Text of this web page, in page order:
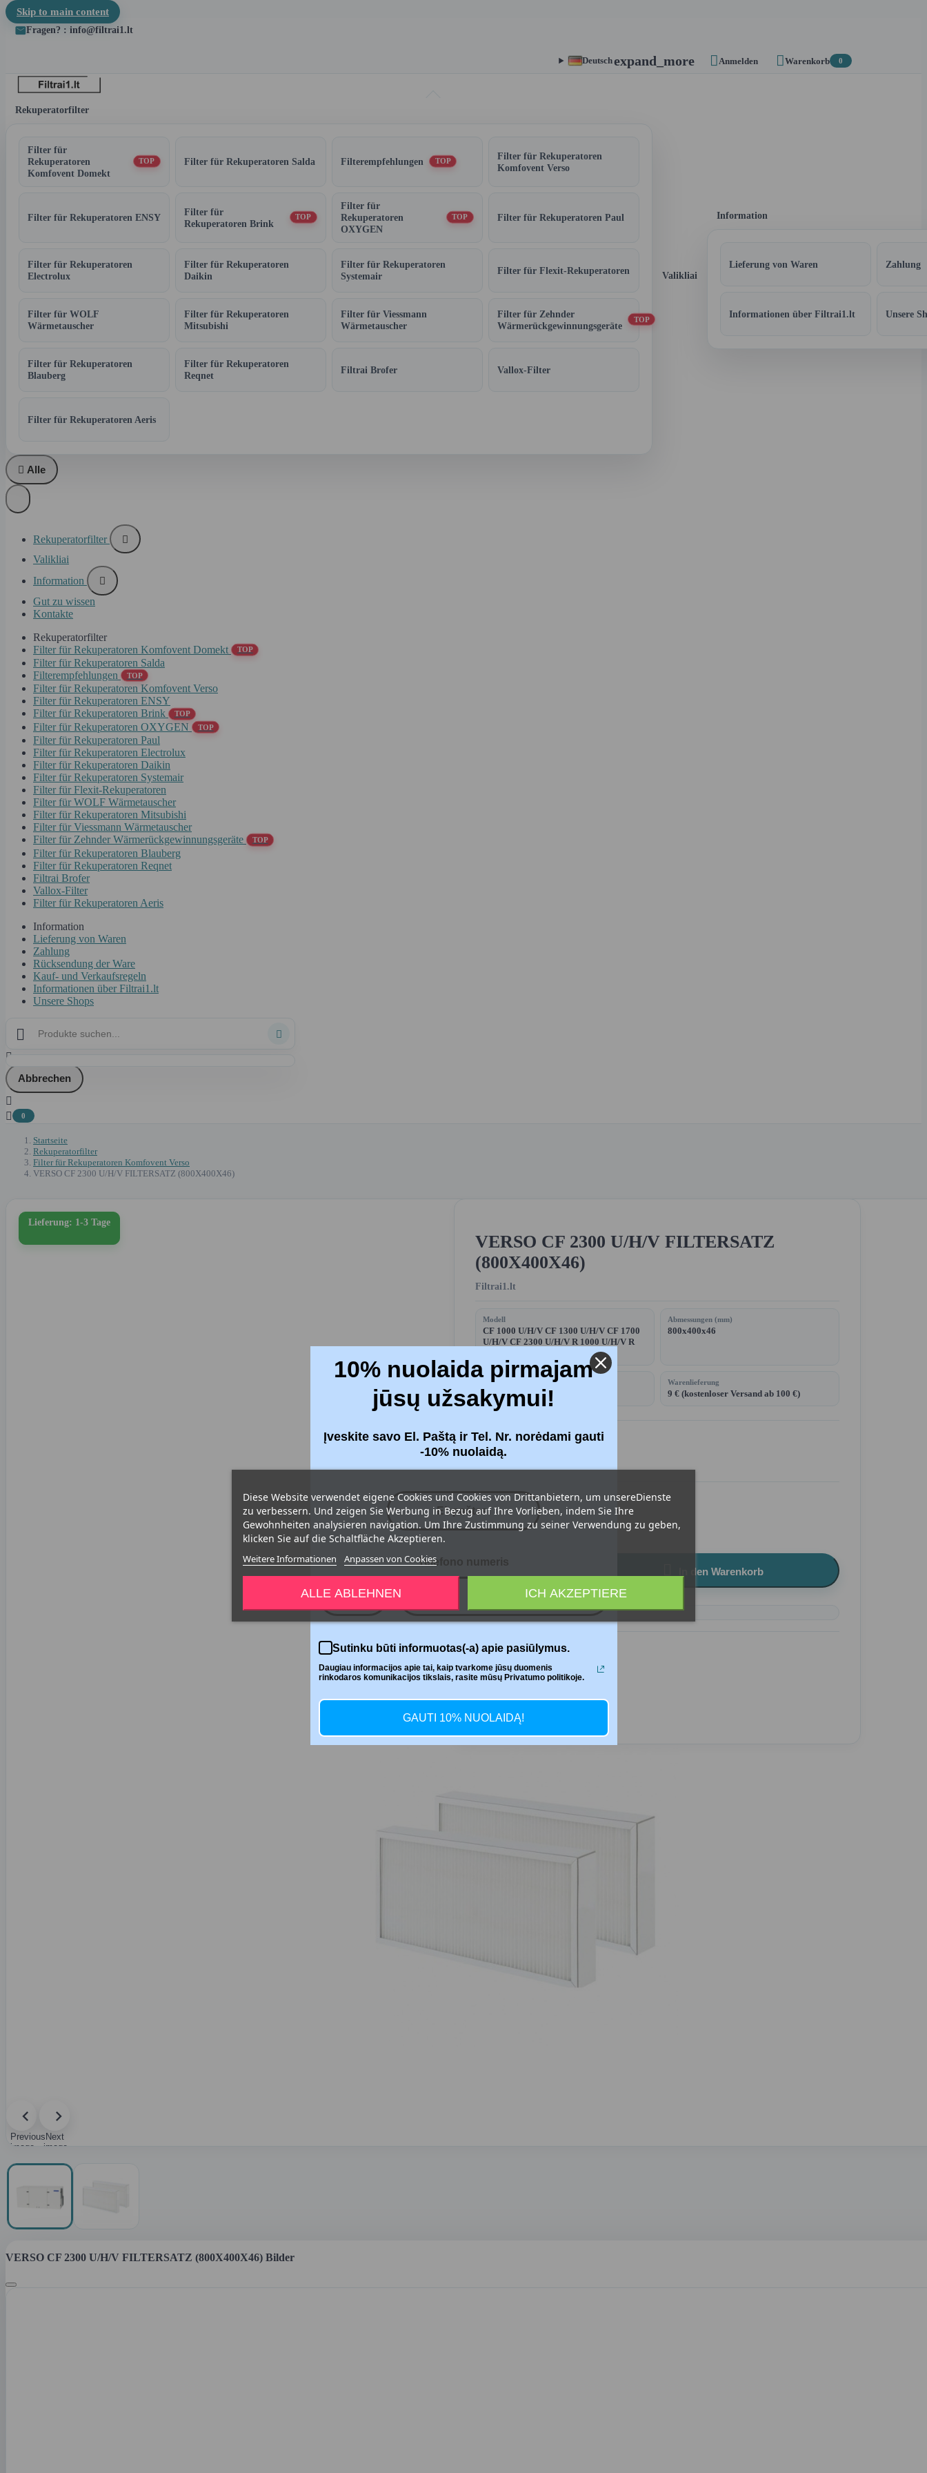
Skip to main content
Fragen? : info@filtrai1.lt
Deutschexpand_more  Anmelden Warenkorb 0
Rekuperatorfilter
Filter für
Rekuperatoren
Komfovent Domekt
TOP Filter für Rekuperatoren Salda Filterempfehlungen TOP
Filter für Rekuperatoren
Komfovent Verso
Filter für Rekuperatoren ENSY
Filter für
Rekuperatoren Brink
TOP
Filter für
Rekuperatoren
OXYGEN
TOP Filter für Rekuperatoren Paul
Filter für Rekuperatoren
Electrolux
Filter für Rekuperatoren
Daikin
Filter für Rekuperatoren
Systemair
Filter für Flexit-Rekuperatoren
Filter für WOLF
Wärmetauscher
Filter für Rekuperatoren
Mitsubishi
Filter für Viessmann
Wärmetauscher
Filter für Zehnder
Wärmerückgewinnungsgeräte
TOP
Filter für Rekuperatoren
Blauberg
Filter für Rekuperatoren
Reqnet
Filtrai Brofer Vallox-Filter
Filter für Rekuperatoren Aeris
Valikliai
Information
Lieferung von Waren Zahlung
Informationen über Filtrai1.lt Unsere
 Alle
Rekuperatorfilter

Valikliai
Information

Gut zu wissen
Kontakte
Rekuperatorfilter
Filter für Rekuperatoren Komfovent Domekt
TOP
Filter für Rekuperatoren Salda
Filterempfehlungen
TOP
Filter für Rekuperatoren Komfovent Verso
Filter für Rekuperatoren ENSY
Filter für Rekuperatoren Brink
TOP
Filter für Rekuperatoren OXYGEN TOP
Filter für Rekuperatoren Paul
Filter für Rekuperatoren Electrolux
Filter für Rekuperatoren Daikin
Filter für Rekuperatoren Systemair
Filter für Flexit-Rekuperatoren
Filter für WOLF Wärmetauscher
Filter für Rekuperatoren Mitsubishi
Filter für Viessmann Wärmetauscher
Filter für Zehnder Wärmerückgewinnungsgeräte
TOP
Filter für Rekuperatoren Blauberg
Filter für Rekuperatoren Reqnet
Filtrai Brofer
Vallox-Filter
Filter für Rekuperatoren Aeris
Information
Lieferung von Waren
Zahlung
Rücksendung der Ware
Kauf- und Verkaufsregeln
Informationen über Filtrai1.lt
Unsere Shops



Abbrechen


0
Startseite
Rekuperatorfilter
Filter für Rekuperatoren Komfovent Verso
VERSO CF 2300 U/H/V FILTERSATZ (800X400X46)
Lieferung: 1-3 Tage
Previous
image
Next
image
VERSO CF 2300 U/H/V FILTERSATZ (800X400X46) Bilder
VERSO CF 2300 U/H/V FILTERSATZ
(800X400X46)
Filtrai1.lt
Modell
CF 1000 U/H/V CF 1300 U/H/V CF 1700
U/H/V CF 2300 U/H/V R 1000 U/H/V R
Abmessungen (mm)
800x400x46
Das Set beinhaltet:
Filter - 2 Stück.
Warenlieferung
9 € (kostenloser Versand ab 100 €)
Price:73,82 €
Filter : Standard (M5+M5)
 In den Warenkorb
Teilen
Diese Website verwendet eigene Cookies und Cookies von Drittanbietern, um unsereDienste
zu verbessern. Und zeigen Sie Werbung in Bezug auf Ihre Vorlieben, indem Sie Ihre
Gewohnheiten analysieren navigation. Um Ihre Zustimmung zu seiner Verwendung zu geben,
klicken Sie auf die Schaltfläche Akzeptieren.
Weitere Informationen Anpassen von Cookies
ALLE ABLEHNEN ICH AKZEPTIERE
10% nuolaida pirmajam
jūsų užsakymui!
Įveskite savo El. Paštą ir Tel. Nr. norėdami gauti
-10% nuolaidą.
Telefono numeris
+370
Sutinku būti informuotas(-a) apie pasiūlymus.
Daugiau informacijos apie tai, kaip tvarkome jūsų duomenis
rinkodaros komunikacijos tikslais, rasite mūsų Privatumo politikoje.
GAUTI 10% NUOLAIDĄ!